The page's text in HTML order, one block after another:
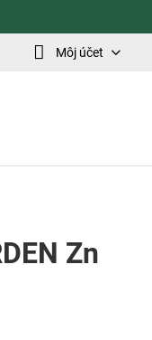
Môj účet
Zn